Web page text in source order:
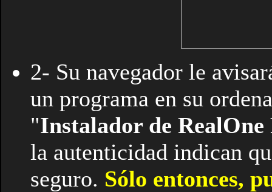
2- Su navegador le
un programa en su
"Instalador de RealOne
la autenticidad indican
seguro. Sólo entonces,